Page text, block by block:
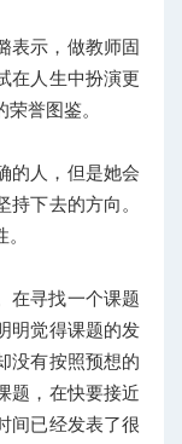
表示，做教师固
在人生中扮演更
誉图鉴。
的人，但是她会
持下去的方向。
在寻找一个课题
明觉得课题的发
没有按照预想的
题，在快要接近
间已经发表了很